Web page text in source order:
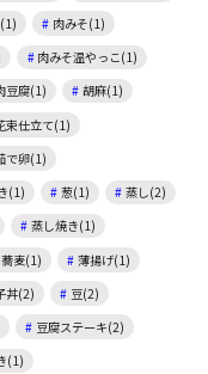
肉みそ(1)
肉みそ温やっこ(1)
豆腐(1)
胡麻(1)
束仕立て(1)
で卵(1)
(1) 葱(1)
蒸し(2)
蒸し焼き(1)
蕎麦(1)
薄揚げ(1)
丼(2)
豆(2)
豆腐ステーキ(2)
(1)